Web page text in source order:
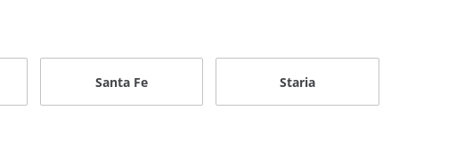
Santa Fe Staria